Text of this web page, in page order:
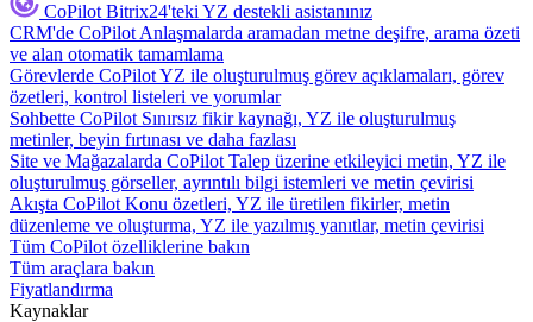
CoPilot Bitrix24'teki YZ destekli asistanınız
CRM'de CoPilot Anlaşmalarda aramadan metne deşifre, arama özeti
ve alan otomatik tamamlama
Görevlerde CoPilotYZ ile oluşturulmuş görev açıklamaları, görev
özetleri, kontrol listeleri ve yorumlar
Sohbette CoPilot Sınırsız fikir kaynağı, YZ ile oluşturulmuş
metinler, beyin fırtınası ve daha fazlası
Site ve Mağazalarda CoPilot Talep üzerine etkileyici metin, YZ ile
oluşturulmuş görseller, ayrıntılı bilgi istemleri ve metin çevirisi
Akışta CoPilot Konu özetleri, YZ ile üretilen fikirler, metin
düzenleme ve oluşturma, YZ ile yazılmış yanıtlar, metin çevirisi
Tüm CoPilot özelliklerine bakın
Tüm araçlara bakın
Fiyatlandırma
Kaynaklar